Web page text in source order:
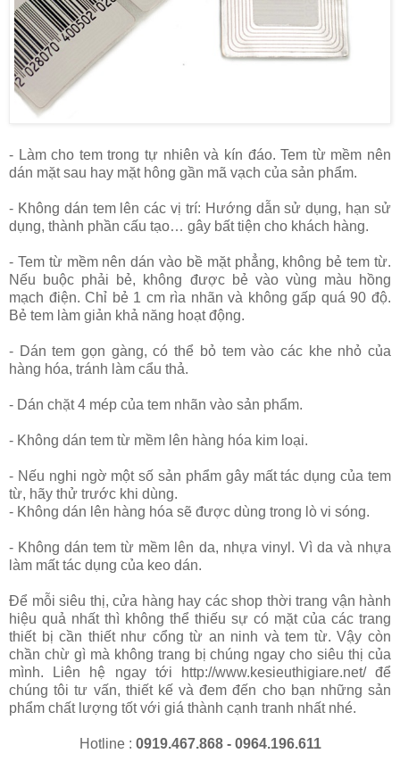
- Làm cho tem trong tự nhiên và kín đáo. Tem từ mềm nên
dán mặt sau hay mặt hông gần mã vạch của sản phẩm.
- Không dán tem lên các vị trí: Hướng dẫn sử dụng, hạn sử
dụng, thành phần cấu tạo… gây bất tiện cho khách hàng.
- Tem từ mềm nên dán vào bề mặt phẳng, không bẻ tem từ.
Nếu buộc phải bẻ, không được bẻ vào vùng màu hồng
mạch điện. Chỉ bẻ 1 cm rìa nhãn và không gấp quá 90 độ.
Bẻ tem làm giản khả năng hoạt động.
- Dán tem gọn gàng, có thể bỏ tem vào các khe nhỏ của
hàng hóa, tránh làm cẩu thả.
- Dán chặt 4 mép của tem nhãn vào sản phẩm.
- Không dán tem từ mềm lên hàng hóa kim loại.
- Nếu nghi ngờ một số sản phẩm gây mất tác dụng của tem
từ, hãy thử trước khi dùng.
- Không dán lên hàng hóa sẽ được dùng trong lò vi sóng.
- Không dán tem từ mềm lên da, nhựa vinyl. Vì da và nhựa
làm mất tác dụng của keo dán.
Để mỗi siêu thị, cửa hàng hay các shop thời trang vận hành
hiệu quả nhất thì không thể thiếu sự có mặt của các trang
thiết bị cần thiết như cổng từ an ninh và tem từ. Vậy còn
chần chừ gì mà không trang bị chúng ngay cho siêu thị của
mình. Liên hệ ngay tới http://www.kesieuthigiare.net/ để
chúng tôi tư vấn, thiết kế và đem đến cho bạn những sản
phẩm chất lượng tốt với giá thành cạnh tranh nhất nhé.
Hotline : 0919.467.868 - 0964.196.611